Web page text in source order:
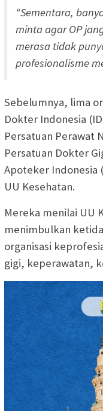
“Sementara,
minta agar OP
merasa tidak
profesionalisme
Sebelumnya, lima
Dokter Indonesia
Persatuan Perawat
Persatuan Dokter
Apoteker Indonesia
UU Kesehatan.
Mereka menilai UU
menimbulkan
organisasi
gigi, keperawatan,